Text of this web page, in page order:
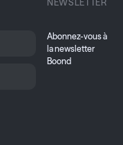
NEWSLETTER
Abonnez-vous à
la newsletter
Boond